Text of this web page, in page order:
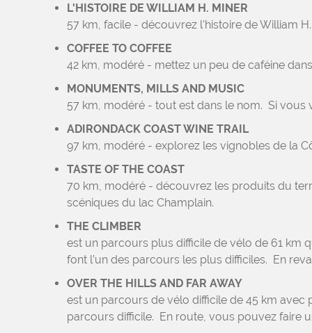
L'HISTOIRE DE WILLIAM H. MINER
57 km, facile - découvrez l'histoire de William
COFFEE TO COFFEE
42 km, modéré - mettez un peu de caféine
MONUMENTS, MILLS AND MUSIC
57 km, modéré - tout est dans le nom. Si
ADIRONDACK COAST WINE TRAIL
97 km, modéré - explorez les vignobles de la
TASTE OF THE COAST
70 km, modéré - découvrez les produits du
scéniques du lac Champlain.
THE CLIMBER
est un parcours plus difficile de vélo de 61 km
font l’un des parcours les plus difficiles. En
OVER THE HILLS AND FAR AWAY
est un parcours de vélo difficile de 45 km avec
parcours difficile. En route, vous pouvez faire